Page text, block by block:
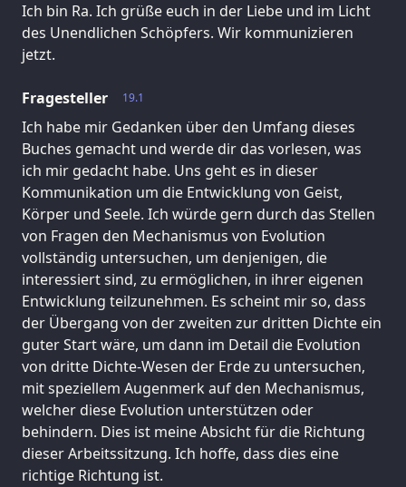
Ich bin Ra. Ich grüße euch in der Liebe und im Licht
des Unendlichen Schöpfers. Wir kommunizieren
jetzt.
19.1
Fragesteller
Ich habe mir Gedanken über den Umfang dieses
Buches gemacht und werde dir das vorlesen, was
ich mir gedacht habe. Uns geht es in dieser
Kommunikation um die Entwicklung von Geist,
Körper und Seele. Ich würde gern durch das Stellen
von Fragen den Mechanismus von Evolution
vollständig untersuchen, um denjenigen, die
interessiert sind, zu ermöglichen, in ihrer eigenen
Entwicklung teilzunehmen. Es scheint mir so, dass
der Übergang von der zweiten zur dritten Dichte ein
guter Start wäre, um dann im Detail die Evolution
von dritte Dichte-Wesen der Erde zu untersuchen,
mit speziellem Augenmerk auf den Mechanismus,
welcher diese Evolution unterstützen oder
behindern. Dies ist meine Absicht für die Richtung
dieser Arbeitssitzung. Ich hoffe, dass dies eine
richtige Richtung ist.